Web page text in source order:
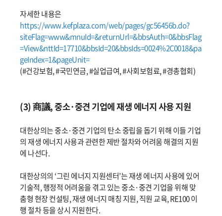
자세한 내용은
https://www.kefplaza.com/web/pages/gc56456b.do?
siteFlag=www&mnuId=&returnUrl=&bbsAuth=0&bbsFlag
=View&nttId=17710&bbsId=20&bbsIds=0024%2C0018&pa
geIndex=1&pageUnit=
(#건강보험, #국민연금, #실업급여, #사회보험료, #경총협회)
(3) 商議, 중소·중견 기업에 재생 에너지 사용 지원
대한상의는 중소·중견 기업의 탄소 중립을 돕기 위해 이들 기업
의 재생 에너지 사용과 관련한 제반 절차와 어려움 해결의 지원
에 나선다.
대한상의의 ‘그린 에너지 지원센터’는 재생 에너지 사용에 있어
기술적, 행정적 어려움을 겪고 있는 중소·중견 기업을 위해 맞
춤형 현장 컨설팅, 재생 에너지 매칭 지원, 직원 교육, RE100 이
행 절차 등을 상시 지원한다.